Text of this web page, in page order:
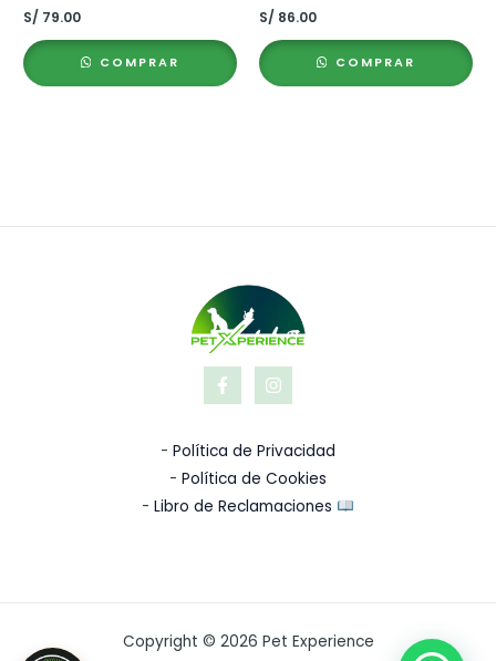
S/ 79.00
COMPRAR
S/ 86.00
COMPRAR
- Política de Privacidad
- Política de Cookies
-Libro de Reclamaciones
Copyright © 2026 Pet Experience